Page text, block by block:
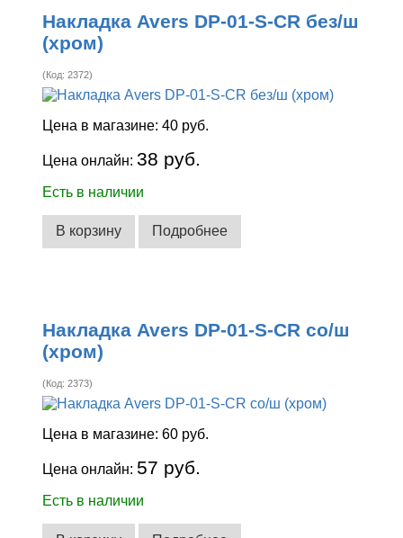
Накладка Avers DP-01-S-CR без/ш
(хром)
(Код:2372)
Цена в магазине:40 руб.
Цена онлайн:38 руб.
Есть в наличии
В корзину Подробнее
Накладка Avers DP-01-S-CR со/ш
(хром)
(Код:2373)
Цена в магазине:60 руб.
Цена онлайн: 57 руб.
Есть в наличии